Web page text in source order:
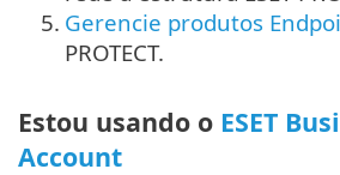
5. Gerencie produtos
PROTECT.
Estou usando o ESET
Account